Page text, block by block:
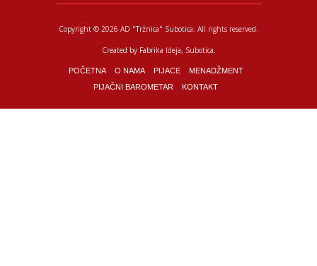
Copyright © 2026 AD "Tržnica" Subotica. All rights reserved.
Created by Fabrika Ideja, Subotica.
POČETNA O NAMA PIJACE
MENADŽMENT
PIJAČNI BAROMETAR
KONTAKT